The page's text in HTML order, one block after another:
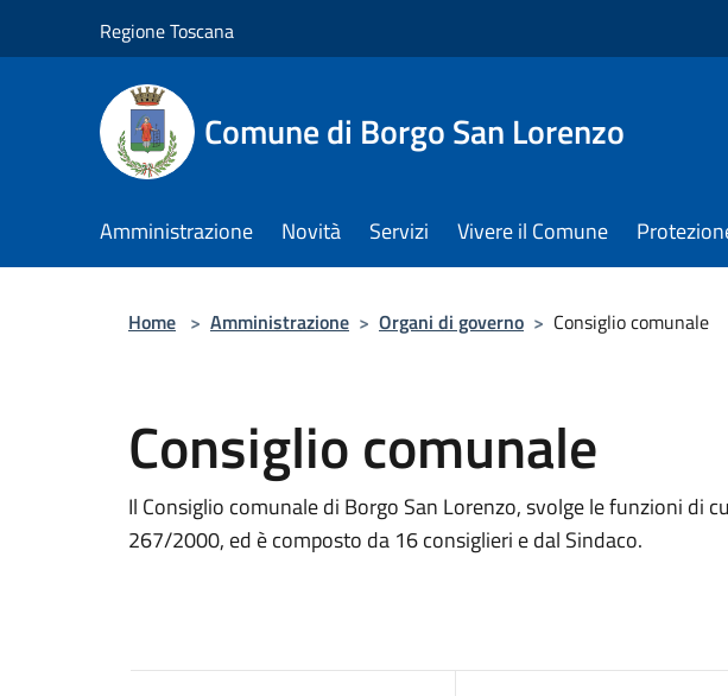
Regione Toscana
Comune di Borgo San Lorenzo
Amministrazione Novità Servizi Vivere il Comune
Home > Amministrazione > Organi di governo > Consiglio comunale
Consiglio comunale
Il Consiglio comunale di Borgo San Lorenzo, svolge le funzioni di
267/2000, ed è composto da 16 consiglieri e dal Sindaco.